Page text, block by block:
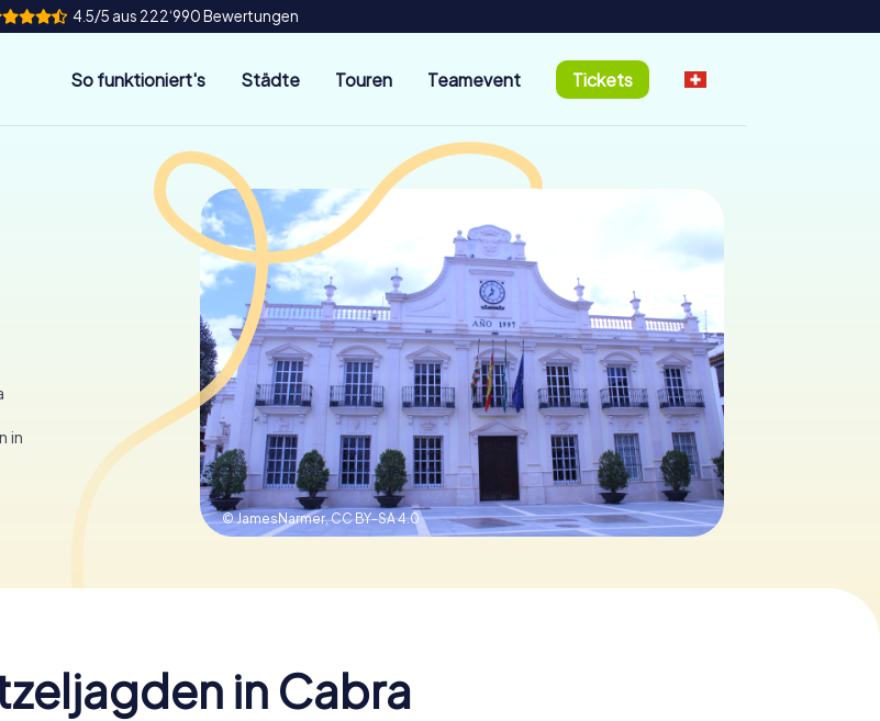
4.5/5 aus 222‘990 Bewertungen
So funktioniert's Städte Touren Teamevent Tickets
in
© JamesNarmer,CC BY-SA 4.0
in Cabra